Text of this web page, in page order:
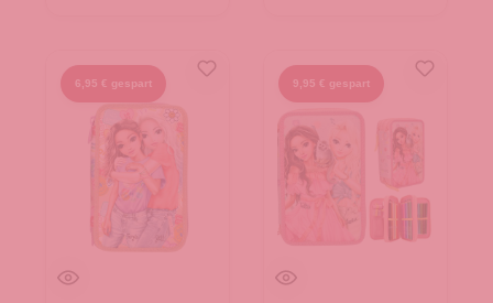
6,95 € gespart 9,95 € gespart